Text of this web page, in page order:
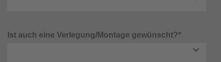
Ist auch eine Verlegung/Montage gewünscht?*